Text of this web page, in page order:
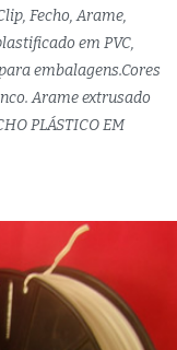
Fecho, Arame,
em PVC,
embalagens.Cores
Arame extrusado
PLÁSTICO EM